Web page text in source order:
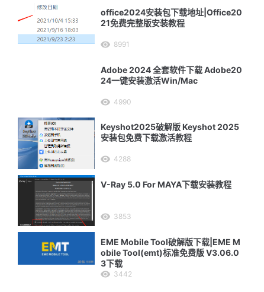
office2024安装包下载地址|Office20
21免费完整版安装教程
8991
Adobe 2024 全套软件下载 Adobe20
24一键安装激活Win/Mac
4990
Keyshot2025破解版 Keyshot 2025
安装包免费下载激活教程
4288
V-Ray 5.0 For MAYA下载安装教程
3853
EME Mobile Tool破解版下载|EME M
obile Tool(emt)标准免费版 V3.06.0
3下载
3442